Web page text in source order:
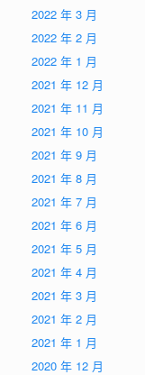
2022 年 3 月
2022 年 2 月
2022 年 1 月
2021 年 12 月
2021 年 11 月
2021 年 10 月
2021 年 9 月
2021 年 8 月
2021 年 7 月
2021 年 6 月
2021 年 5 月
2021 年 4 月
2021 年 3 月
2021 年 2 月
2021 年 1 月
2020 年 12 月